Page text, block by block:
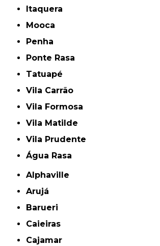
Itaquera
Mooca
Penha
Ponte Rasa
Tatuapé
Vila Carrão
Vila Formosa
Vila Matilde
Vila Prudente
Água Rasa
Alphaville
Arujá
Barueri
Caieiras
Cajamar